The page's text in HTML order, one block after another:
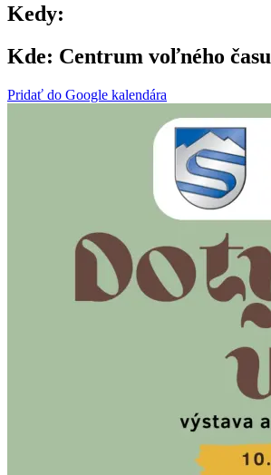
Kedy:
Kde: Centrum voľného času
Pridať do Google kalendára